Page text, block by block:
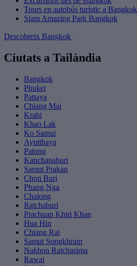
Tours en autobús turístic a Bangkok
Siam Amazing Park Bangkok
Descobreix Bangkok
Ciutats a Tailàndia
Bangkok
Phuket
Pattaya
Chiang Mai
Krabi
Khao Lak
Ko Samui
Ayutthaya
Patong
Kanchanaburi
Samut Prakan
Chon Buri
Phang Nga
Chalong
Ratchaburi
Prachuap Khiri Khan
Hua Hin
Chiang Rai
Samut Songkhram
Nakhon Ratchasima
Rawai